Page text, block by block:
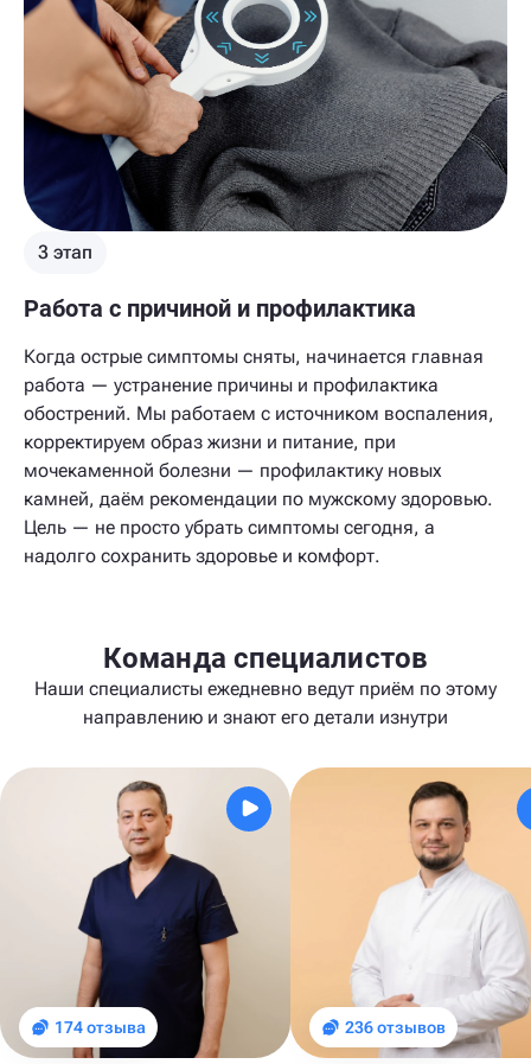
3 этап
Работа с причиной и профилактика
Когда острые симптомы сняты, начинается главная
работа — устранение причины и профилактика
обострений. Мы работаем с источником воспаления,
корректируем образ жизни и питание, при
мочекаменной болезни — профилактику новых
камней, даём рекомендации по мужскому здоровью.
Цель — не просто убрать симптомы сегодня, а
надолго сохранить здоровье и комфорт.
Команда специалистов
Наши специалисты ежедневно ведут приём по этому
направлению и знают его детали изнутри
174 отзыва 236 отзывов